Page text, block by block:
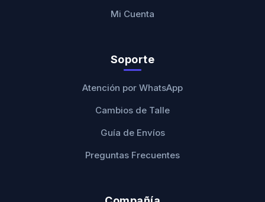
Mi Cuenta
Soporte
Atención por WhatsApp
Cambios de Talle
Guía de Envíos
Preguntas Frecuentes